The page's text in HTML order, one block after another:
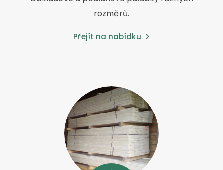
rozměrů.
Přejít na nabídku